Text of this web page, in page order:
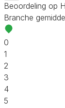
Beoordeling op
Branche
0
1
2
3
4
5